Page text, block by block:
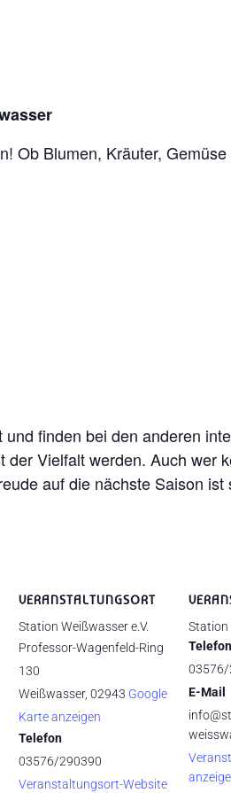
Ob Blumen, Kräuter,
finden bei den anderen
Vielfalt werden. Auch wer
auf die nächste Saison
VERANSTALTUNGSORT
Station Weißwasser e.V.
Professor-Wagenfeld-Ring
130
Weißwasser, 02943 Google
Karte anzeigen
Telefon
03576/290390
Veranstaltungsort-Website
Station
Telefon
03576/
E-Mail